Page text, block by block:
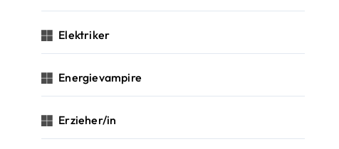
Elektriker
Energievampire
Erzieher/in